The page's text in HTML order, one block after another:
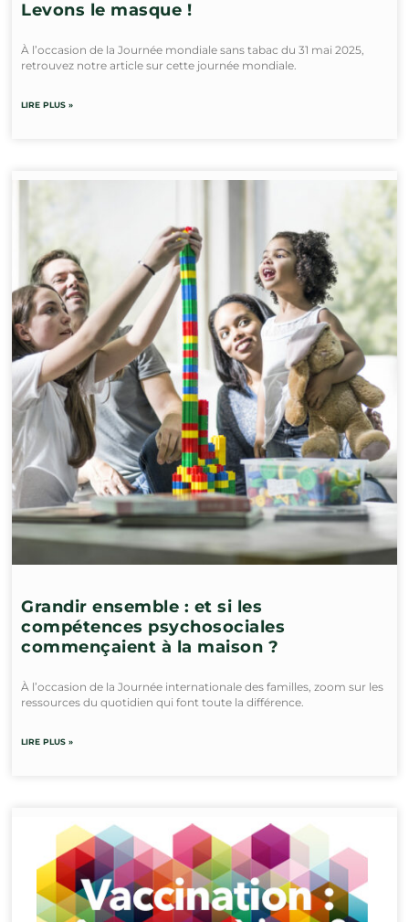
Levons le masque !
À l’occasion de la Journée mondiale sans tabac du 31 mai 2025,
retrouvez notre article sur cette journée mondiale.
LIRE PLUS »
Grandir ensemble : et si les
compétences psychosociales
commençaient à la maison ?
À l’occasion de la Journée internationale des familles, zoom sur les
ressources du quotidien qui font toute la différence.
LIRE PLUS »